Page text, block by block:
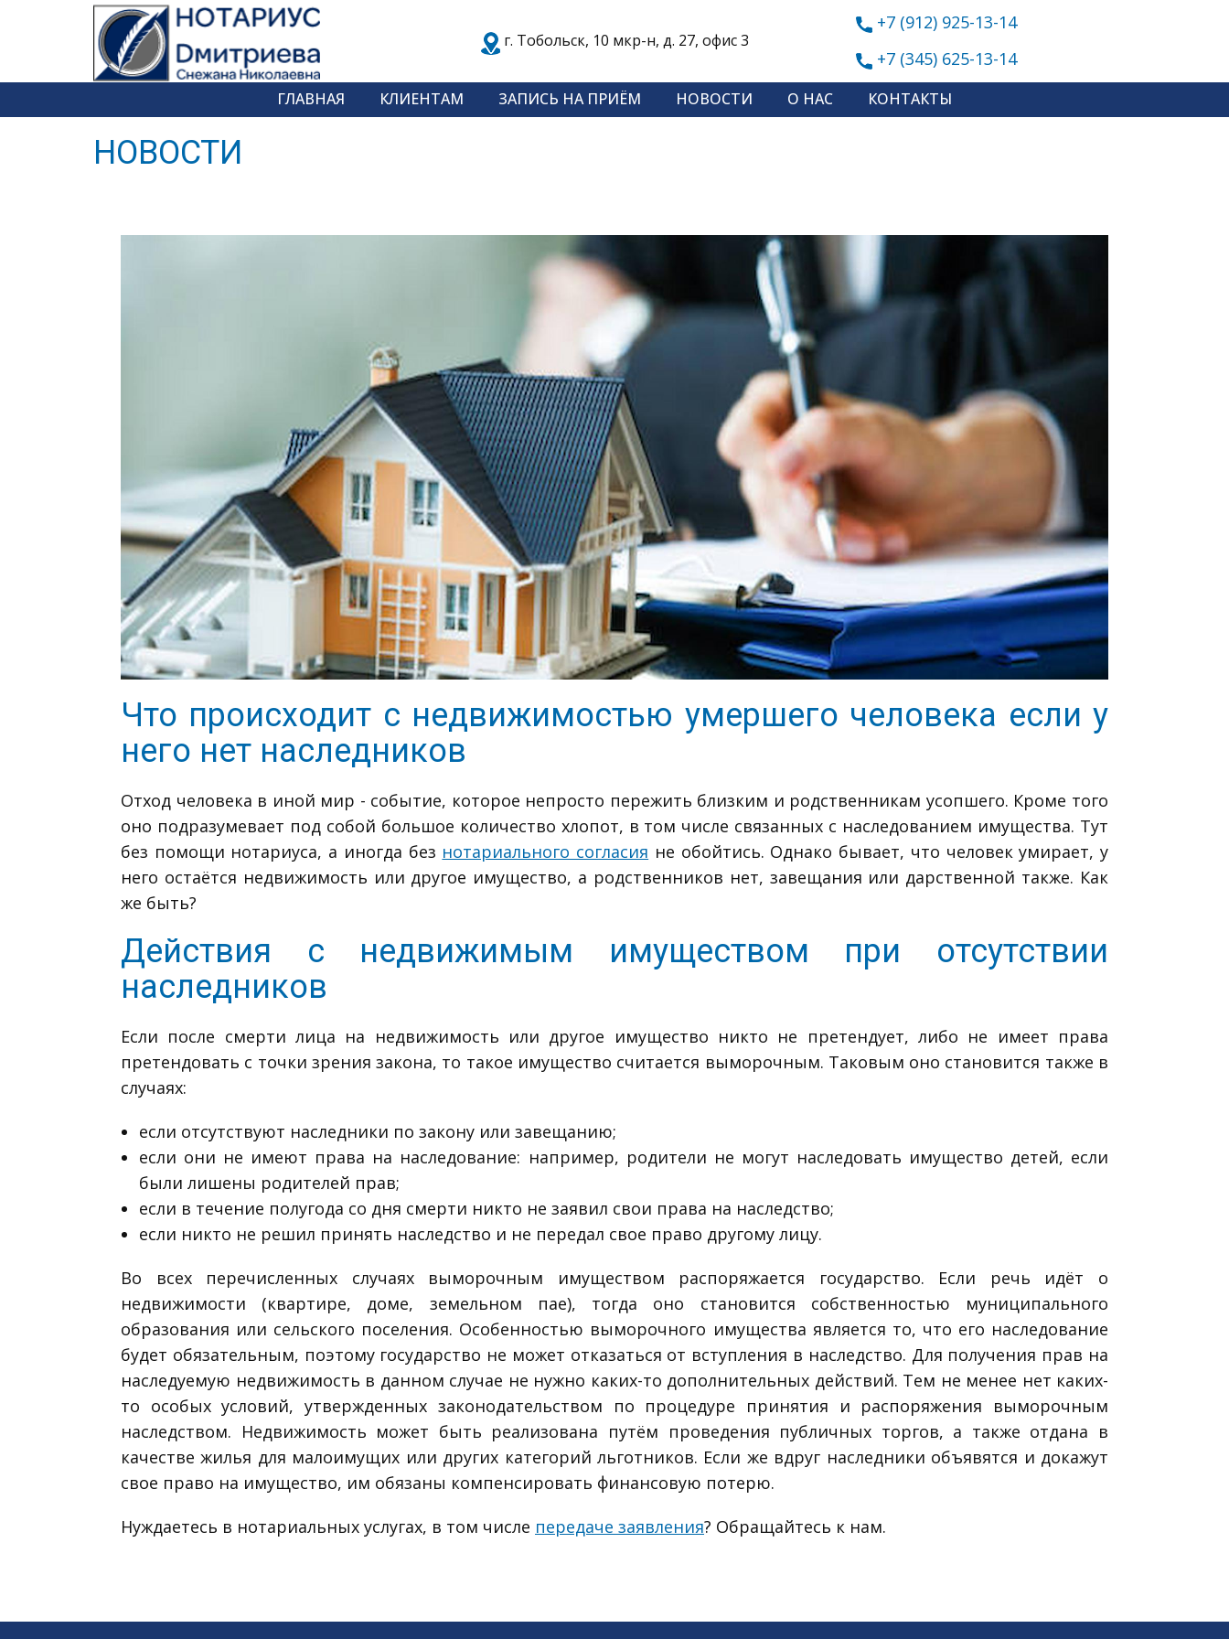
+7 (912) 925-13-14
​г. Тобольск, 10 мкр-н, д. 27, офис 3
+7 (345) 625-13-14
ГЛАВНАЯ КЛИЕНТАМ ЗАПИСЬ НА ПРИЁМ НОВОСТИ О НАС КОНТАКТЫ
НОВОСТИ
Что происходит с недвижимостью умершего человека если у
него нет наследников
Отход человека в иной мир - событие, которое непросто пережить близким и родственникам усопшего. Кроме того
оно подразумевает под собой большое количество хлопот, в том числе связанных с наследованием имущества. Тут
без помощи нотариуса, а иногда без нотариального согласия не обойтись. Однако бывает, что человек умирает, у
него остаётся недвижимость или другое имущество, а родственников нет, завещания или дарственной также. Как
же быть?
Действия с недвижимым имуществом при отсутствии
наследников
Если после смерти лица на недвижимость или другое имущество никто не претендует, либо не имеет права
претендовать с точки зрения закона, то такое имущество считается выморочным. Таковым оно становится также в
случаях:
если отсутствуют наследники по закону или завещанию;
если они не имеют права на наследование: например, родители не могут наследовать имущество детей, если
были лишены родителей прав;
если в течение полугода со дня смерти никто не заявил свои права на наследство;
если никто не решил принять наследство и не передал свое право другому лицу.
Во всех перечисленных случаях выморочным имуществом распоряжается государство. Если речь идёт о
недвижимости (квартире, доме, земельном пае), тогда оно становится собственностью муниципального
образования или сельского поселения. Особенностью выморочного имущества является то, что его наследование
будет обязательным, поэтому государство не может отказаться от вступления в наследство. Для получения прав на
наследуемую недвижимость в данном случае не нужно каких-то дополнительных действий. Тем не менее нет каких-
то особых условий, утвержденных законодательством по процедуре принятия и распоряжения выморочным
наследством. Недвижимость может быть реализована путём проведения публичных торгов, а также отдана в
качестве жилья для малоимущих или других категорий льготников. Если же вдруг наследники объявятся и докажут
свое право на имущество, им обязаны компенсировать финансовую потерю.
Нуждаетесь в нотариальных услугах, в том числе передаче заявления? Обращайтесь к нам.